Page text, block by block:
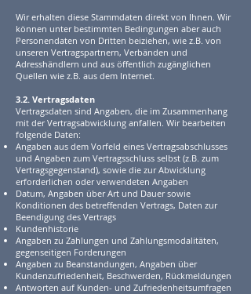
Wir erhalten diese Stammdaten direkt von Ihnen. Wir
können unter bestimmten Bedingungen aber auch
Personendaten von Dritten beiziehen, wie z.B. von
unseren Vertragspartnern, Verbänden und
Adresshändlern und aus öffentlich zugänglichen
Quellen wie z.B. aus dem Internet.
3.2. Vertragsdaten
Vertragsdaten sind Angaben, die im Zusammenhang
mit der Vertragsabwicklung anfallen. Wir bearbeiten
folgende Daten:
Angaben aus dem Vorfeld eines Vertragsabschlusses
und Angaben zum Vertragsschluss selbst (z.B. zum
Vertragsgegenstand), sowie die zur Abwicklung
erforderlichen oder verwendeten Angaben
Datum, Angaben über Art und Dauer sowie
Konditionen des betreffenden Vertrags, Daten zur
Beendigung des Vertrags
Kundenhistorie
Angaben zu Zahlungen und Zahlungsmodalitäten,
gegenseitigen Forderungen
Angaben zu Beanstandungen, Angaben über
Kundenzufriedenheit, Beschwerden, Rückmeldungen
Antworten auf Kunden- und Zufriedenheitsumfragen